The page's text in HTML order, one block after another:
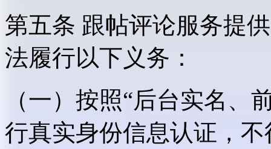
第五条 跟帖评论服务提
法履行以下义务：
（一）按照“后台实名、
行真实身份信息认证，